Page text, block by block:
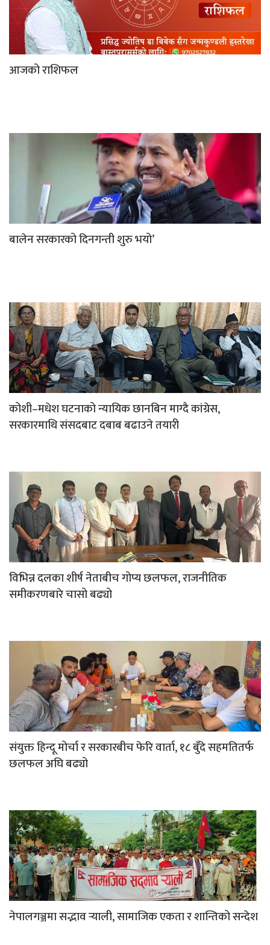
आजको राशिफल
बालेन सरकारको दिनगन्ती शुरु भयो’
कोशी–मधेश घटनाको न्यायिक छानबिन माग्दै कांग्रेस,
सरकारमाथि संसदबाट दबाब बढाउने तयारी
विभिन्न दलका शीर्ष नेताबीच गोप्य छलफल, राजनीतिक
समीकरणबारे चासो बढ्यो
संयुक्त हिन्दू मोर्चा र सरकारबीच फेरि वार्ता, १८ बुँदे सहमतितर्फ
छलफल अघि बढ्यो
नेपालगञ्जमा सद्भाव र्‍याली, सामाजिक एकता र शान्तिको सन्देश